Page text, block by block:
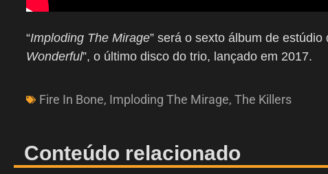
“Imploding The Mirage” será o sexto álbum de
Wonderful”, o último disco do trio, lançado em 2017.
Fire In Bone, Imploding The Mirage, The Killers
Conteúdo relacionado